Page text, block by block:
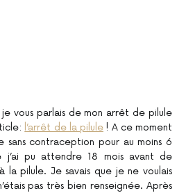
je vous parlais de mon arrêt de pilule
l’arrêt de la pilule ! A ce moment
sans contraception pour au moins 6
pu attendre 18 mois avant de
la pilule. Je savais que je ne voulais
pas très bien renseignée. Après